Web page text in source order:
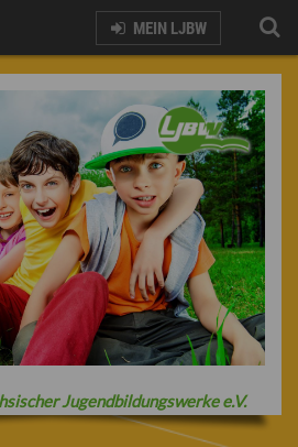
MEIN LJBW
Jugendbildungswerke e.V.